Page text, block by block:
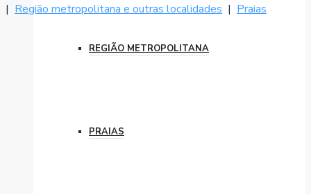
REGIÃO METROPOLITANA
PRAIAS
| Região metropolitana e outras localidades | Praias